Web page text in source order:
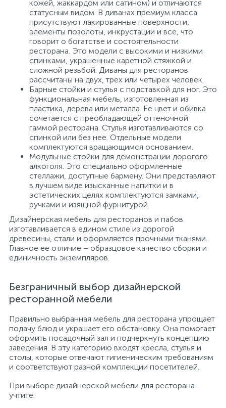
кожей, жаккардом или сатином) и отличаются
статусным видом. В диванах премиум класса
присутствуют лакированные поверхности,
элементы позолоты, инкрустации и все, что
говорит о богатстве и состоятельности
ресторана. Это модели с высокими и низкими
спинками, украшенные каретной стяжкой и
сложной резьбой. Диваны для ресторанов
рассчитаны на двух, трех или четырех человек.
Барные стойки и стулья с подставкой для ног. Это
функциональная мебель, изготовленная из
пластика, дерева или металла. Ее цвет и обивка
сочетается с преобладающей оттеночной
гаммой ресторана. Стулья изготавливаются со
спинкой или без нее. Отдельные модели
комплектуются вращающимся основанием.
Модульные стойки для демонстрации дорогого
алкоголя. Это специально оформленные
стеллажи, доступные бармену. Они представляют
в лучшем виде изысканные напитки и в
эстетических целях комплектуются замками,
ручками и изящной фурнитурой.
Дизайнерская мебель для ресторанов и пабов
изготавливается в едином стиле из дорогой
древесины, стали и оформляется прочными тканями.
Главное ее отличие – образцовое качество сборки и
единичность экземпляров.
Безграничный выбор дизайнерской
ресторанной мебели
Правильно выбранная мебель для ресторана упрощает
подачу блюд и украшает его обстановку. Она помогает
оформить посадочный зал и подчеркнуть концепцию
заведения. В эту категорию входят кресла, стулья и
столы, которые отвечают гигиеническим требованиям
и соответствуют разной комплекции посетителей.
При выборе дизайнерской мебели для ресторана
учтите: